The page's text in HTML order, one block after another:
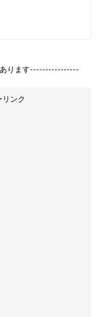
ります----------------
リンク